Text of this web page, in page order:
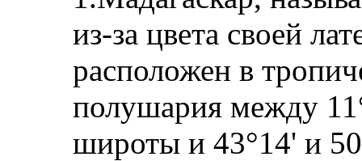
из-за цвета своей
расположен в
полушария между
широты и 43°14' и